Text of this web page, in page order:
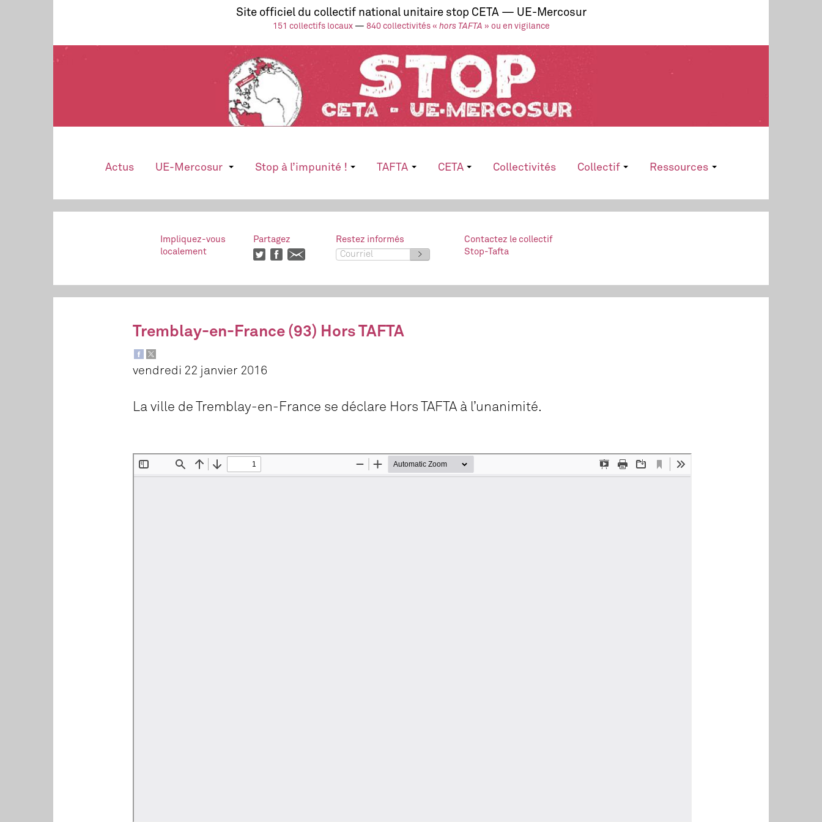
Site officiel du collectif national unitaire stop CETA — UE-Mercosur
151 collectifs locaux— 840 collectivités « hors TAFTA » ou en vigilance
Actus UE-Mercosur Stop à l’impunité ! TAFTA CETA Collectivités Collectif Ressources
Impliquez-vous
localement
Partagez
Restez informés
>
Contactez le collectif
Stop-Tafta
Tremblay-en-France (93) Hors TAFTA
vendredi 22 janvier 2016
La ville de Tremblay-en-France se déclare Hors TAFTA à l’unanimité.